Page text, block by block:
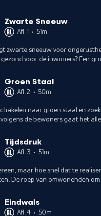
Zwarte Sneeuw
Afl. 1 • 51m
zwarte sneeuw voor
voor de inwoners? Een
Groen Staal
Afl. 2 • 50m
naar groen staal en
de bewoners gaat het
Tijdsdruk
Afl. 3 • 51m
maar hoe snel dat te
De roep van omwonenden om
Eindwals
Afl. 4 • 50m